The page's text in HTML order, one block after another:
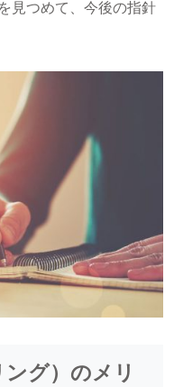
見つめて、今後の指針
グ）のメリ